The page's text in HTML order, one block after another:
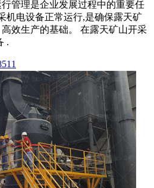
管理是企业发展过程中的重要任
机电设备正常运行,是确保露天矿
效生产的基础。 在露天矿山开采
.